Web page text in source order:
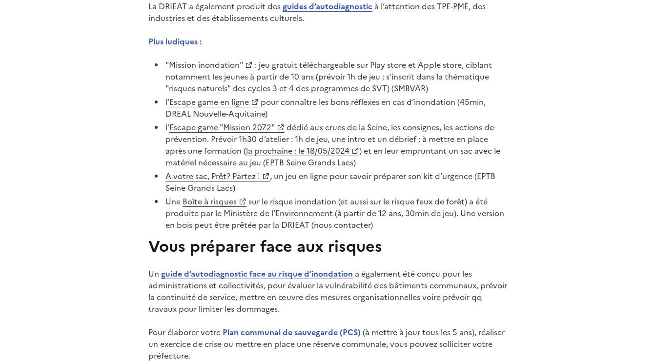
La DRIEAT a également produit desguides d’autodiagnostic à l’attention des TPE-PME, des
industries et des établissements culturels.
Plus ludiques :
"Mission inondation"
: jeu gratuit téléchargeable sur Play store et Apple store, ciblant
notamment les jeunes à partir de 10 ans (prévoir 1h de jeu ; s’inscrit dans la thématique
"risques naturels" des cycles 3 et 4 des programmes de SVT) (SMBVAR)
l’Escape game en ligne
pour connaître les bons réflexes en cas d’inondation (45min,
DREAL Nouvelle-Aquitaine)
l’Escape game "Mission 2072"
dédié aux crues de la Seine, les consignes, les actions de
prévention. Prévoir 1h30 d’atelier : 1h de jeu, une intro et un débrief ; à mettre en place
après une formation (la prochaine : le 18/05/2024
) et en leur empruntant un sac avec le
matériel nécessaire au jeu (EPTB Seine Grands Lacs)
A votre sac, Prêt? Partez !
, un jeu en ligne pour savoir préparer son kit d’urgence (EPTB
Seine Grands Lacs)
Une Boîte à risques
sur le risque inondation (et aussi sur le risque feux de forêt) a été
produite par le Ministère de l’Environnement (à partir de 12 ans, 30min de jeu). Une version
en bois peut être prêtée par la DRIEAT (nous contacter)
Vous préparer face aux risques
Un guide d’autodiagnostic face au risque d’inondation a également été conçu pour les
administrations et collectivités, pour évaluer la vulnérabilité des bâtiments communaux, prévoir
la continuité de service, mettre en œuvre des mesures organisationnelles voire prévoir qq
travaux pour limiter les dommages.
Pour élaborer votre Plan communal de sauvegarde (PCS) (à mettre à jour tous les 5 ans), réaliser
un exercice de crise ou mettre en place une réserve communale, vous pouvez solliciter votre
préfecture.